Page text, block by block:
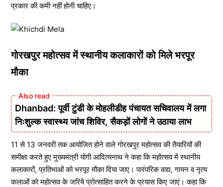
प्रकार की कमी नहीं होनी चाहिए।
गोरखपुर महोत्सव में स्थानीय कलाकारों को मिले भरपूर
मौका
Dhanbad: पूर्वी टुंडी के मोहलीडीह पंचायत सचिवालय में लगा
निःशुल्क स्वास्थ्य जांच शिविर, सैकड़ों लोगों ने उठाया लाभ
11 से 13 जनवरी तक आयोजित होने वाले गोरखपुर महोत्सव की तैयारियों की
समीक्षा करते हुए मुख्यमंत्री योगी आदित्यनाथ ने कहा कि महोत्सव में स्थानीय
कलाकारों, प्रतिभाओं को भरपूर मौका दिया जाए। पारंपरिक वाद्य, गायन व नृत्य
कलाओं को महोत्सव के जरिये प्रोत्साहित करने के प्रयास किए जाएं। कहा कि